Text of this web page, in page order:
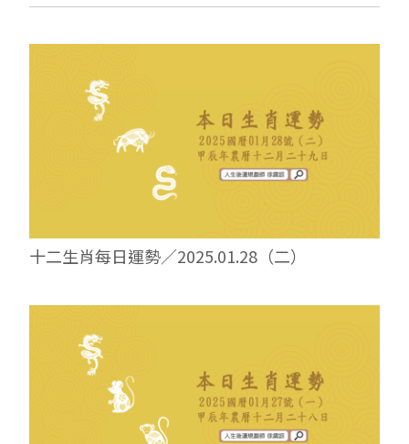
十二生肖每日運勢／2025.01.28（二）